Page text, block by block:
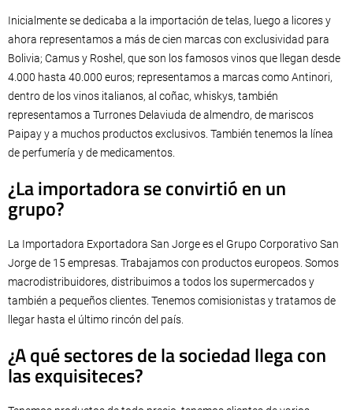
Inicialmente se dedicaba a la importación de telas, luego a licores y
ahora representamos a más de cien marcas con exclusividad para
Bolivia; Camus y Roshel, que son los famosos vinos que llegan desde
4.000 hasta 40.000 euros; representamos a marcas como Antinori,
dentro de los vinos italianos, al coñac, whiskys, también
representamos a Turrones Delaviuda de almendro, de mariscos
Paipay y a muchos productos exclusivos. También tenemos la línea
de perfumería y de medicamentos.
¿La importadora se convirtió en un
grupo?
La Importadora Exportadora San Jorge es el Grupo Corporativo San
Jorge de 15 empresas. Trabajamos con productos europeos. Somos
macrodistribuidores, distribuimos a todos los supermercados y
también a pequeños clientes. Tenemos comisionistas y tratamos de
llegar hasta el último rincón del país.
¿A qué sectores de la sociedad llega con
las exquisiteces?